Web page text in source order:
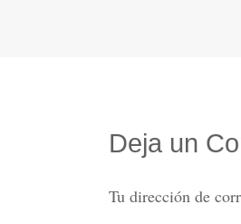
Deja un
Tu dirección de